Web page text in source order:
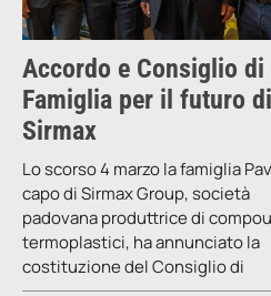
Accordo e Consiglio di
Famiglia per il futuro di
Sirmax
Lo scorso 4 marzo la famiglia
capo di Sirmax Group, società
padovana produttrice di
termoplastici, ha annunciato la
costituzione del Consiglio di